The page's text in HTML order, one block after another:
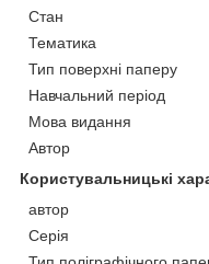
Стан
Тематика
Тип поверхні паперу
Навчальний період
Мова видання
Автор
Користувальницькі
автор
Серія